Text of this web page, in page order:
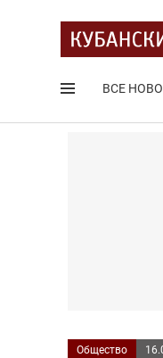
ВСЕ
Общество